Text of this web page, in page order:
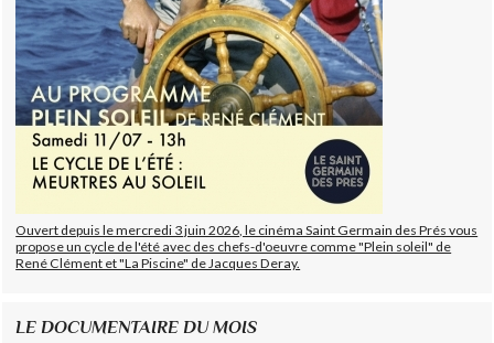
Ouvert depuis le mercredi 3 juin 2026, le cinéma Saint Germain des Prés vous
propose un cycle de l'été avec des chefs-d'oeuvre comme "Plein soleil" de
René Clément et "La Piscine" de Jacques Deray.
LE DOCUMENTAIRE DU MOIS